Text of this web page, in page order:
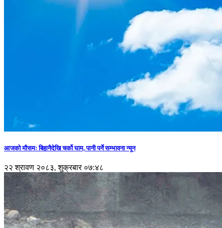
आजको मौसमः बिहानैदेखि चर्को घाम, पानी पर्ने सम्भावना न्यून
२२ श्रावण २०८३, शुक्रबार ०७:४८